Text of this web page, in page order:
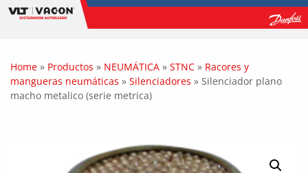
Home » Productos » NEUMÁTICA » STNC » Racores y
mangueras neumáticas » Silenciadores » Silenciador plano
macho metalico (serie metrica)